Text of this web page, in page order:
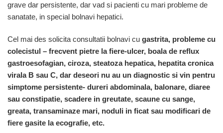
grave dar persistente, dar vad si pacienti cu mari probleme de
sanatate, in special bolnavi hepatici.
Cel mai des solicita consultatii bolnavi cu gastrita, probleme cu
colecistul – frecvent pietre la fiere-ulcer, boala de reflux
gastroesofagian, ciroza, steatoza hepatica, hepatita cronica
virala B sau C, dar deseori nu au un diagnostic si vin pentru
simptome persistente- dureri abdominala, balonare, diaree
sau constipatie, scadere in greutate, scaune cu sange,
greata, transaminaze mari, noduli in ficat sau modificari de
fiere gasite la ecografie, etc.